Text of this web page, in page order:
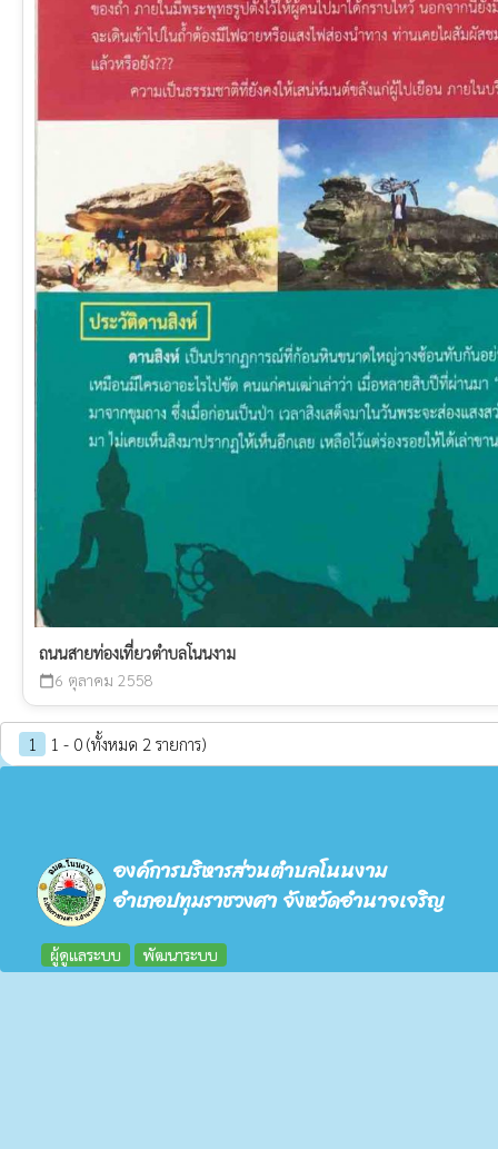
ถนนสายท่องเที่ยวตำบลโนนงาม
calendar_today6 ตุลาคม 2558
1 1 - 0 (ทั้งหมด 2 รายการ)
องค์การบริหารส่วนตำบลโนนงาม
อำเภอปทุมราชวงศา จังหวัดอำนาจเจริญ
ผู้ดูแลระบบ พัฒนาระบบ